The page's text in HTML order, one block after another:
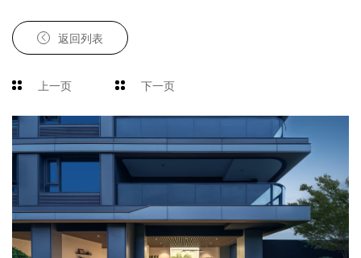
返回列表
上一页 下一页